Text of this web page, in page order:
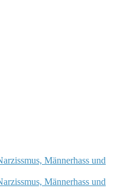
Männerhass und
Männerhass und